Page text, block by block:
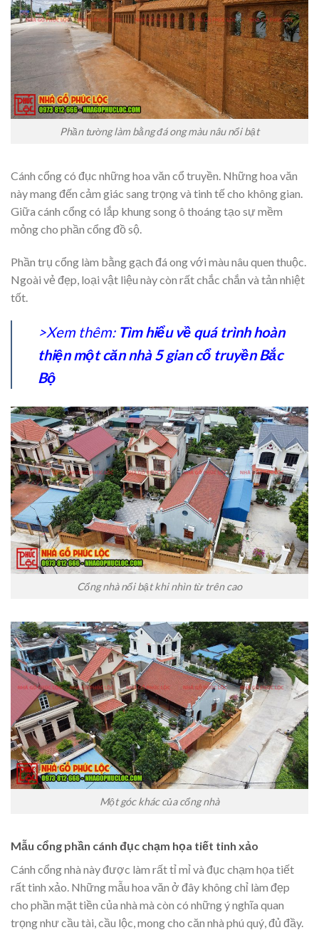
Phần tường làm bằng đá ong màu nâu nổi bật
Cánh cổng có đục những hoa văn cổ truyền. Những hoa văn
này mang đến cảm giác sang trọng và tinh tế cho không gian.
Giữa cánh cổng có lắp khung song ô thoáng tạo sự mềm
mỏng cho phần cổng đồ sộ.
Phần trụ cổng làm bằng gạch đá ong với màu nâu quen thuộc.
Ngoài vẻ đẹp, loại vật liệu này còn rất chắc chắn và tản nhiệt
tốt.
>Xem thêm: Tìm hiểu về quá trình hoàn
thiện một căn nhà 5 gian cổ truyền Bắc
Bộ
Cổng nhà nổi bật khi nhìn từ trên cao
Một góc khác của cổng nhà
Mẫu cổng phần cánh đục chạm họa tiết tinh xảo
Cánh cổng nhà này được làm rất tỉ mỉ và đục chạm họa tiết
rất tinh xảo. Những mẫu hoa văn ở đây không chỉ làm đẹp
cho phần mặt tiền của nhà mà còn có những ý nghĩa quan
trọng như cầu tài, cầu lộc, mong cho căn nhà phú quý, đủ đầy.